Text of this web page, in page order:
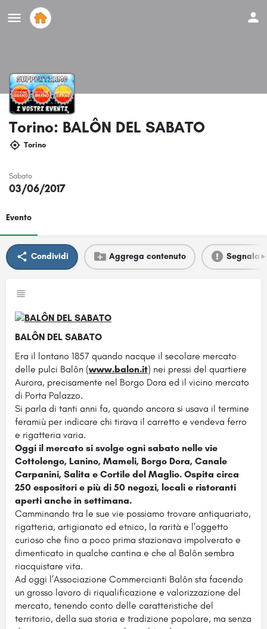
Torino: BALÔN DEL SABATO
Torino
Sabato
03/06/2017
Evento
Condividi Aggrega contenuto Segnala
BALÔN DEL SABATO
Era il lontano 1857 quando nacque il secolare mercato
delle pulci Balôn (www.balon.it) nei pressi del quartiere
Aurora, precisamente nel Borgo Dora ed il vicino mercato
di Porta Palazzo.
Si parla di tanti anni fa, quando ancora si usava il termine
feramiù per indicare chi tirava il carretto e vendeva ferro
e rigatteria varia.
Oggi il mercato si svolge ogni sabato nelle vie
Cottolengo, Lanino, Mameli, Borgo Dora, Canale
Carpanini, Salita e Cortile del Maglio. Ospita circa
250 espositori e più di 50 negozi, locali e ristoranti
aperti anche in settimana.
Camminando tra le sue vie possiamo trovare antiquariato,
rigatteria, artigianato ed etnico, la rarità e l’oggetto
curioso che fino a poco prima stazionava impolverato e
dimenticato in qualche cantina e che al Balôn sembra
riacquistare vita.
Ad oggi l’Associazione Commercianti Balôn sta facendo
un grosso lavoro di riqualificazione e valorizzazione del
mercato, tenendo conto delle caratteristiche del
territorio, della sua storia e tradizione popolare, ma senza